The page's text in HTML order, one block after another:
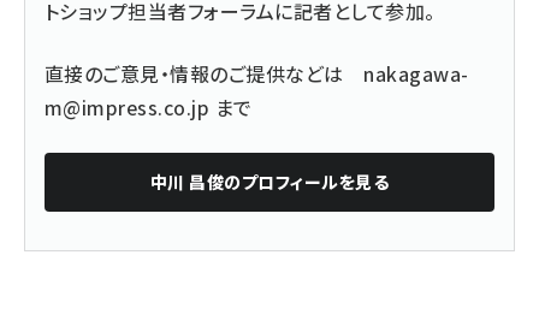
トショップ担当者フォーラムに記者として参加。
直接のご意見・情報のご提供などは nakagawa-
m@impress.co.jp まで
中川 昌俊のプロフィールを見る